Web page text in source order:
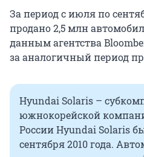
За период с июля по
продано 2,5 млн
данным агентства
за аналогичный период
Hyundai Solaris –
южнокорейской
России Hyundai Solaris
сентября 2010 года.